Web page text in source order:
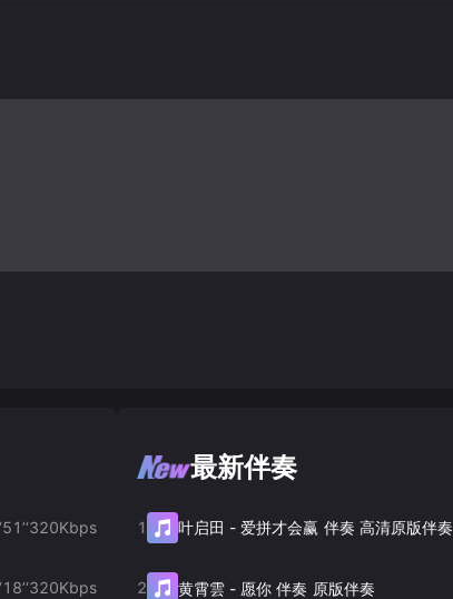
320Kbps
320Kbps
最新伴奏
1 叶启田 -爱拼才会赢 伴奏 高清原版伴奏
2 黄霄雲- 愿你 伴奏 原版伴奏